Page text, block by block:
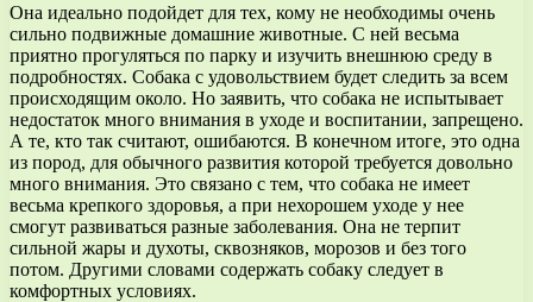
Она идеально подойдет для тех, кому не необходимы очень
сильно подвижные домашние животные. С ней весьма
приятно прогуляться по парку и изучить внешнюю среду в
подробностях. Собака с удовольствием будет следить за всем
происходящим около. Но заявить, что собака не испытывает
недостаток много внимания в уходе и воспитании, запрещено.
А те, кто так считают, ошибаются. В конечном итоге, это одна
из пород, для обычного развития которой требуется довольно
много внимания. Это связано с тем, что собака не имеет
весьма крепкого здоровья, а при нехорошем уходе у нее
смогут развиваться разные заболевания. Она не терпит
сильной жары и духоты, сквозняков, морозов и без того
потом. Другими словами содержать собаку следует в
комфортных условиях.